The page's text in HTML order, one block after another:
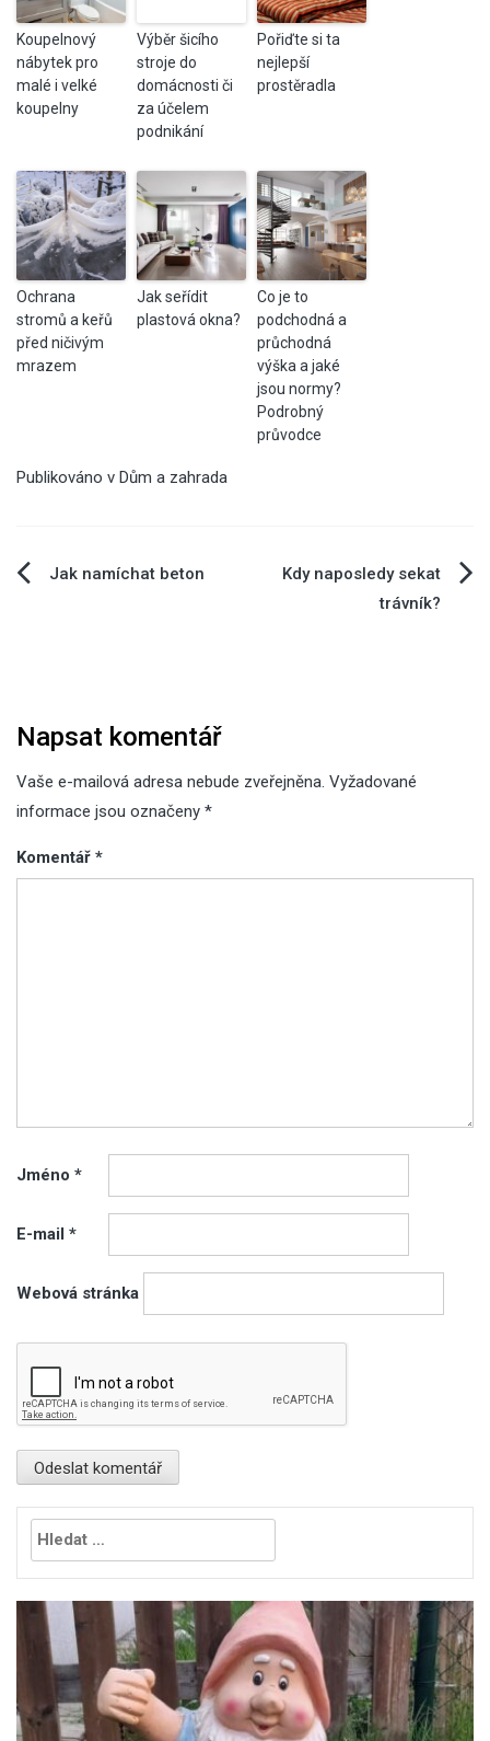
Koupelnový
nábytek pro
malé i velké
koupelny
Výběr šicího
stroje do
domácnosti či
za účelem
podnikání
Pořiďte si ta
nejlepší
prostěradla
Ochrana
stromů a keřů
před ničivým
mrazem
Jak seřídit
plastová okna?
Co je to
podchodná a
průchodná
výška a jaké
jsou normy?
Podrobný
průvodce
Publikováno v Dům a zahrada
Navigace
Jak namíchat beton
Kdy naposledy sekat
trávník?
Napsat komentář
Vaše e-mailová adresa nebude zveřejněna. Vyžadované
informace jsou označeny *
Komentář *
Jméno *
E-mail *
Webová stránka
Vyhledávání